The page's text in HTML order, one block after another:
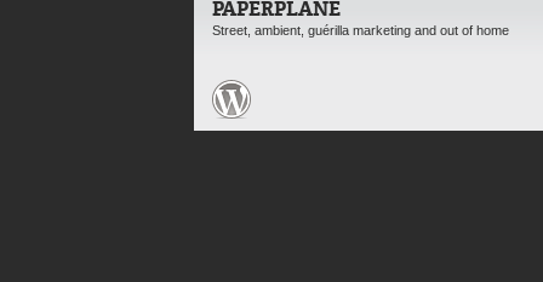
PAPERPLANE
Street, ambient, guérilla marketing and out of home